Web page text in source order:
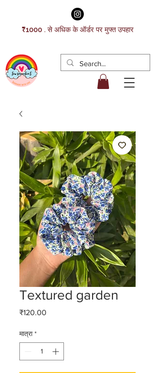
₹1000 . से अधिक के ऑर्डर पर मुफ्त उपहार
Textured garden
₹120.00
मात्रा *